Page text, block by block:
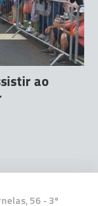
ao
56 - 3º